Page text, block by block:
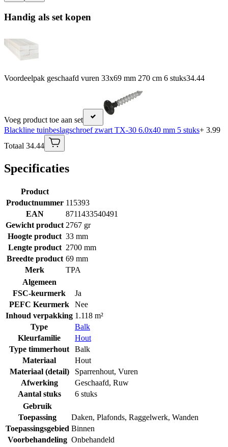
Handig als set kopen
Voordeelpak geschaafd vuren 33x69 mm 270 cm 6 stuks34.44
Voeg product toe aan set
Blackline tuinbeslagschroef zwart TX-30 6.0x40 mm 5 stuks+ 3.99
Totaal 34.44
Specificaties
Product
Productnummer 115393
EAN
8711433540491
Gewicht product 2767 gr
Hoogte product 33 mm
Lengte product 2700 mm
Breedte product 69 mm
Merk
TPA
Algemeen
FSC-keurmerk
Ja
PEFC Keurmerk
Nee
Inhoud verpakking 1.118 m²
Type
Balk
Kleurfamilie
Hout
Type timmerhout
Balk
Materiaal
Hout
Materiaal (detail)
Sparrenhout, Vuren
Afwerking
Geschaafd, Ruw
Aantal stuks
6 stuks
Gebruik
Toepassing
Daken, Plafonds, Raggelwerk, Wanden
Toepassingsgebied Binnen
Voorbehandeling Onbehandeld